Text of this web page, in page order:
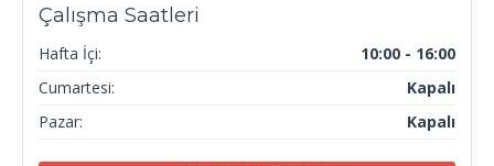
Çalışma Saatleri
Hafta İçi:
10:00 - 16:00
Cumartesi:
Kapalı
Pazar:
Kapalı